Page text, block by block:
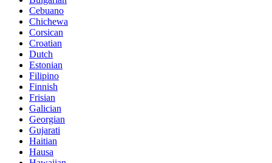
Cebuano
Chichewa
Corsican
Croatian
Dutch
Estonian
Filipino
Finnish
Frisian
Galician
Georgian
Gujarati
Haitian
Hausa